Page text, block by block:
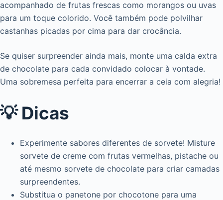
acompanhado de frutas frescas como morangos ou uvas
para um toque colorido. Você também pode polvilhar
castanhas picadas por cima para dar crocância.
Se quiser surpreender ainda mais, monte uma calda extra
de chocolate para cada convidado colocar à vontade.
Uma sobremesa perfeita para encerrar a ceia com alegria!
💡 Dicas
Experimente sabores diferentes de sorvete! Misture
sorvete de creme com frutas vermelhas, pistache ou
até mesmo sorvete de chocolate para criar camadas
surpreendentes.
Substitua o panetone por chocotone para uma